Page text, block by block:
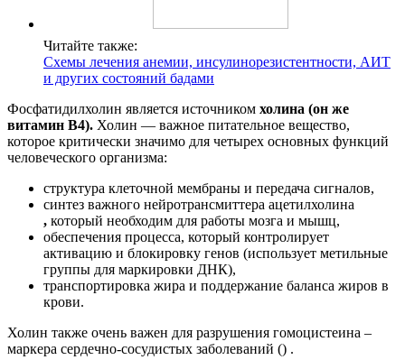
Читайте также:
Схемы лечения анемии, инсулинорезистентности, АИТ
и других состояний бадами
Фосфатидилхолин является источником холина (он же
витамин В4). Холин — важное питательное вещество,
которое критически значимо для четырех основных функций
человеческого организма:
структура клеточной мембраны и передача сигналов,
синтез важного нейротрансмиттера ацетилхолина
, который необходим для работы мозга и мышц,
обеспечения процесса, который контролирует
активацию и блокировку генов (использует метильные
группы для маркировки ДНК),
транспортировка жира и поддержание баланса жиров в
крови.
Холин также очень важен для разрушения гомоцистеина –
маркера сердечно-сосудистых заболеваний () .